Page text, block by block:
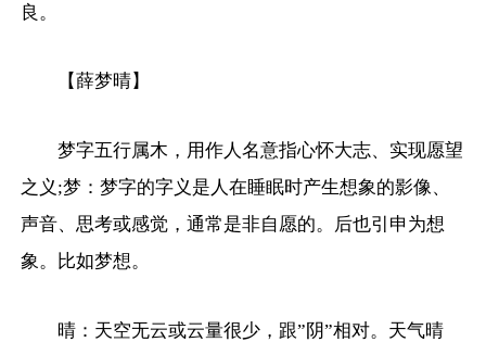
良。
【薛梦晴】
梦字五行属木，用作人名意指心怀大志、实现愿望
之义;梦：梦字的字义是人在睡眠时产生想象的影像、
声音、思考或感觉，通常是非自愿的。后也引申为想
象。比如梦想。
晴：天空无云或云量很少，跟”阴”相对。天气晴